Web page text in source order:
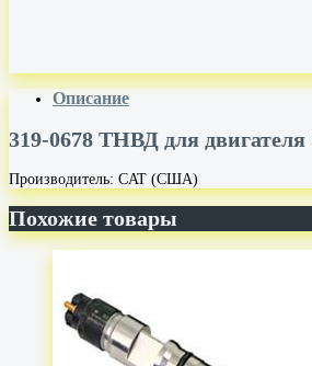
Описание
319-0678 ТНВД для
Производитель: CAT (США)
Похожие товары